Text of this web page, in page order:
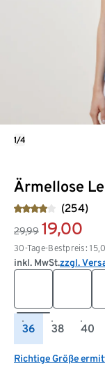
Ärmellose
(254)
29,99 19,00
30-Tage-Bestpreis:
inkl. MwSt.zzgl.
36 38 40
Richtige Größe
1/4